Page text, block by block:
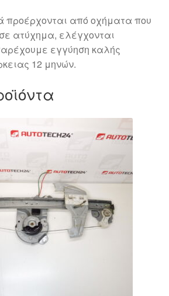
προέρχονται από οχήματα που
ατύχημα, ελέγχονται
εγγύηση καλής
12 μηνών.